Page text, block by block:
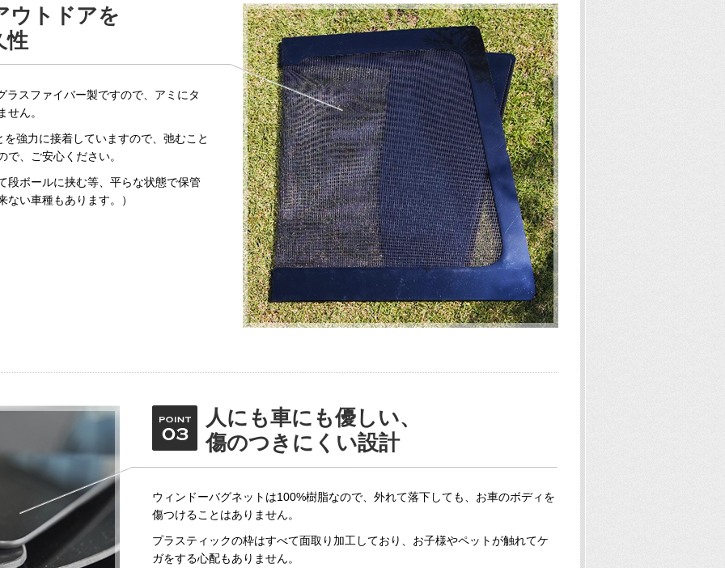
ウトドアを
性
ラスファイバー製ですので、アミにタ
ん。
強力に接着していますので、弛むこと
、ご安心ください。
段ボールに挟む等、平らな状態で保管
い車種もあります。）
人にも車にも優しい、
傷のつきにくい設計
ウィンドーバグネットは100%樹脂なので、外れて落下しても、お車のボディを
傷つけることはありません。
プラスティックの枠はすべて面取り加工しており、お子様やペットが触れてケ
ガをする心配もありません。